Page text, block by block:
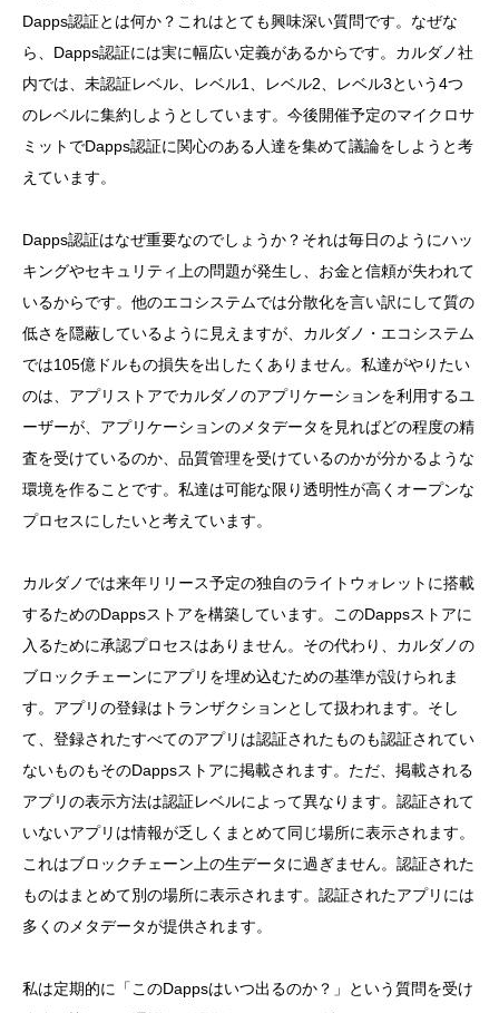
Dapps認証とは何か？これはとても興味深い質問です。なぜな
ら、Dapps認証には実に幅広い定義があるからです。カルダノ社
内では、未認証レベル、レベル1、レベル2、レベル3という4つ
のレベルに集約しようとしています。今後開催予定のマイクロサ
ミットでDapps認証に関心のある人達を集めて議論をしようと考
えています。
Dapps認証はなぜ重要なのでしょうか？それは毎日のようにハッ
キングやセキュリティ上の問題が発生し、お金と信頼が失われて
いるからです。他のエコシステムでは分散化を言い訳にして質の
低さを隠蔽しているように見えますが、カルダノ・エコシステム
では105億ドルもの損失を出したくありません。私達がやりたい
のは、アプリストアでカルダノのアプリケーションを利用するユ
ーザーが、アプリケーションのメタデータを見ればどの程度の精
査を受けているのか、品質管理を受けているのかが分かるような
環境を作ることです。私達は可能な限り透明性が高くオープンな
プロセスにしたいと考えています。
カルダノでは来年リリース予定の独自のライトウォレットに搭載
するためのDappsストアを構築しています。このDappsストアに
入るために承認プロセスはありません。その代わり、カルダノの
ブロックチェーンにアプリを埋め込むための基準が設けられま
す。アプリの登録はトランザクションとして扱われます。そし
て、登録されたすべてのアプリは認証されたものも認証されてい
ないものもそのDappsストアに掲載されます。ただ、掲載される
アプリの表示方法は認証レベルによって異なります。認証されて
いないアプリは情報が乏しくまとめて同じ場所に表示されます。
これはブロックチェーン上の生データに過ぎません。認証された
ものはまとめて別の場所に表示されます。認証されたアプリには
多くのメタデータが提供されます。
私は定期的に「このDappsはいつ出るのか？」という質問を受け